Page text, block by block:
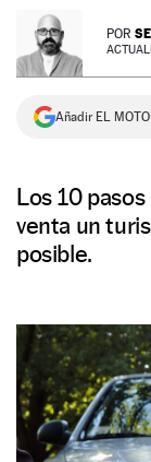
PREMIOS
SERVICIOS
POR
Añadir EL
Los 10
venta un
posible.